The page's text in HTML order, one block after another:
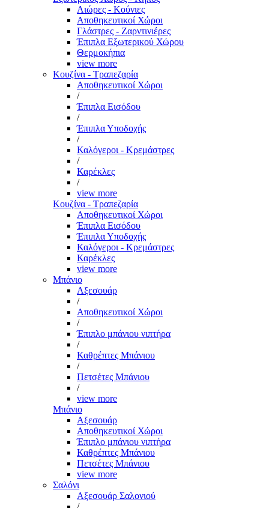
Αιώρες - Κούνιες
Αποθηκευτικοί Χώροι
Γλάστρες - Ζαρντινιέρες
Έπιπλα Εξωτερικού Χώρου
Θερμοκήπια
view more
Κουζίνα - Τραπεζαρία
Αποθηκευτικοί Χώροι
/
Έπιπλα Εισόδου
/
Έπιπλα Υποδοχής
/
Καλόγεροι - Κρεμάστρες
/
Καρέκλες
/
view more
Κουζίνα - Τραπεζαρία
Αποθηκευτικοί Χώροι
Έπιπλα Εισόδου
Έπιπλα Υποδοχής
Καλόγεροι - Κρεμάστρες
Καρέκλες
view more
Μπάνιο
Αξεσουάρ
/
Αποθηκευτικοί Χώροι
/
Έπιπλο μπάνιου νιπτήρα
/
Καθρέπτες Μπάνιου
/
Πετσέτες Μπάνιου
/
view more
Μπάνιο
Αξεσουάρ
Αποθηκευτικοί Χώροι
Έπιπλο μπάνιου νιπτήρα
Καθρέπτες Μπάνιου
Πετσέτες Μπάνιου
view more
Σαλόνι
Αξεσουάρ Σαλονιού